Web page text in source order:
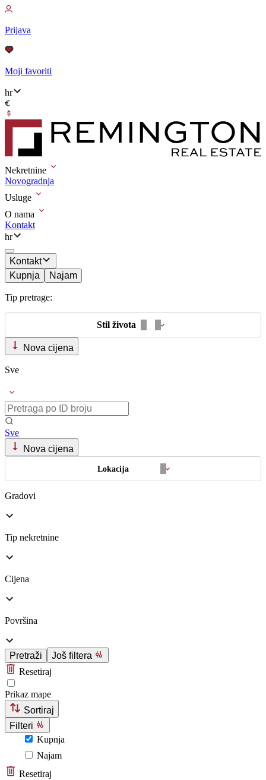
Prijava
Moji favoriti
hr
Nekretnine
Novogradnja
Usluge
O nama
Kontakt
hr
Kontakt
Kupnja
Najam
Tip pretrage:
Stil života
Nova cijena
Sve
Sve
Nova cijena
Lokacija
Gradovi
Tip nekretnine
Cijena
Površina
Pretraži
Još filtera
Resetiraj
Prikaz mape
Sortiraj
Filteri
Kupnja
Najam
Resetiraj